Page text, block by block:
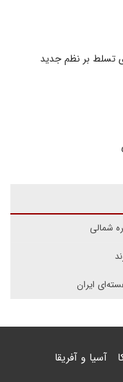
تسلط بر نظم جدید
شمالی
ایران
آسیا و آفریقا